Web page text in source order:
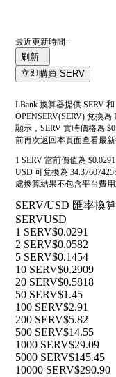
最近更新時間--
刷新
立即購買 SERV
LBank 換算器提供 SERV
OPENSERV(SERV) 兌換
顯示，SERV 實時價格為
前再次返回本頁面查看最新
1 SERV 當前價值為
USD 可兌換為
處換算結果不包含平台費用
SERV/USD 匯率換
SERVUSD
1 SERV$0.0291
2 SERV$0.0582
5 SERV$0.1454
10 SERV$0.2909
20 SERV$0.5818
50 SERV$1.45
100 SERV$2.91
200 SERV$5.82
500 SERV$14.55
1000 SERV$29.09
5000 SERV$145.45
10000 SERV$290.90